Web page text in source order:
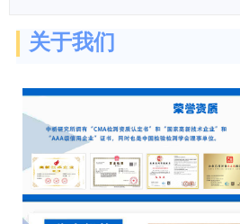
关于我们